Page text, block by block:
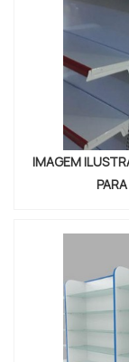
IMAGEM